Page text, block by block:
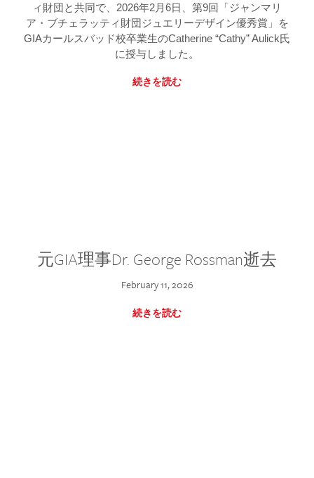
ィ財団と共同で、2026年2月6日、第9回「ジャンマリ
ア・ブチェラッティ財団ジュエリーデザイン優秀賞」を
GIAカールスバッド校卒業生のCatherine “Cathy” Aulick氏
に授与しました。
続きを読む
元GIA理事Dr. George Rossman逝去
February 11, 2026
続きを読む